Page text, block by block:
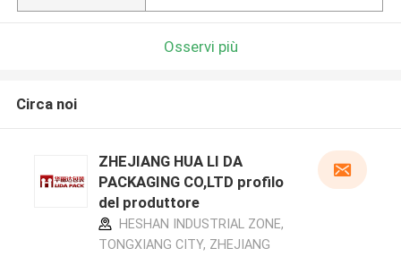
Osservi più
Circa noi
ZHEJIANG HUA LI DA
PACKAGING CO,LTD profilo
del produttore
HESHAN INDUSTRIAL ZONE,
TONGXIANG CITY, ZHEJIANG